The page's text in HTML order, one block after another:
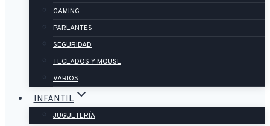
GAMING
PARLANTES
SEGURIDAD
TECLADOS Y MOUSE
VARIOS
INFANTIL
JUGUETERÍA